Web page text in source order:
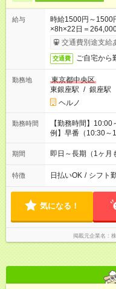
給与
時給1500円～
×8h×22日＝
じて時給変動が御座
交通費別途支給
交通費 ご自宅から
勤務地
東京都中央区
東銀座駅 / 銀座駅
ヘルノ
勤務時間
【勤務時間】
例】早番（10:30～
21:00）
期間 即日～長期（1ヶ月
特徴 日払いOK / シフト
気になる！
掲載元企業名